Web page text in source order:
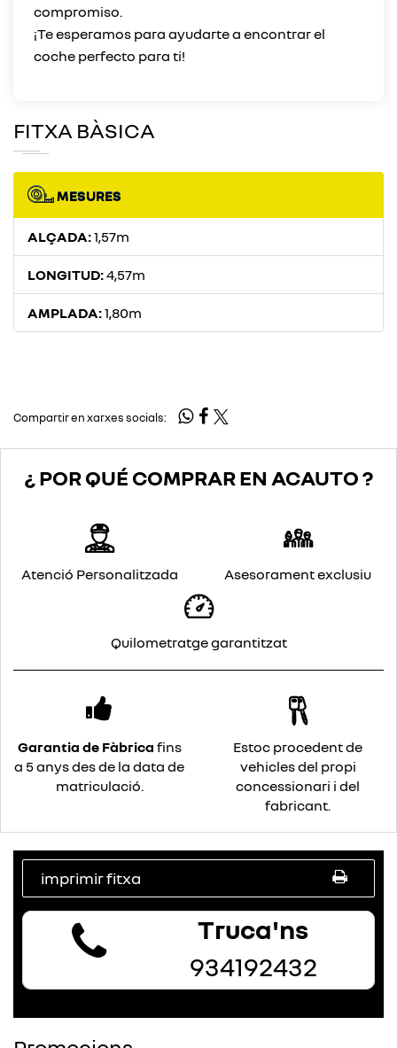
compromiso.
¡Te esperamos para ayudarte a encontrar el
FITXA BÀSICA
MESURES
ALÇADA:1,57m
LONGITUD:4,57m
AMPLADA:1,80m
Compartir en xarxes socials:
¿ POR QUÉ COMPRAR EN ACAUTO ?
Atenció Personalitzada Asesorament exclusiu
Quilometratge garantitzat
Garantia de Fàbrica fins
a 5 anys des de la data de
matriculació.
Estoc procedent de
vehicles del propi
concessionari i del
fabricant.
imprimir fitxa
Truca'ns
934192432